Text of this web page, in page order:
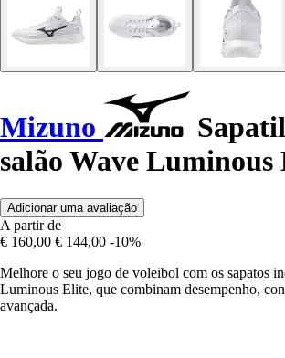
Mizuno
salão Wave Luminous
Adicionar uma avaliação
A partir de
€ 160,00 € 144,00 -10%
Melhore o seu jogo de voleibol com os sapatos
Luminous Elite, que combinam desempenho,
avançada.